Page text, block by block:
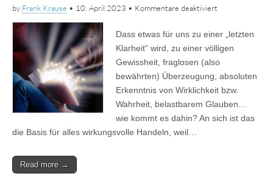
by Frank Krause • 10. April 2023 • Kommentare deaktiviert
Dass etwas für uns zu einer „letzten
Klarheit“ wird, zu einer völligen
Gewissheit, fraglosen (also
bewährten) Überzeugung, absoluten
Erkenntnis von Wirklichkeit bzw.
Wahrheit, belastbarem Glauben…
wie kommt es dahin? An sich ist das
die Basis für alles wirkungsvolle Handeln, weil…
Read more →